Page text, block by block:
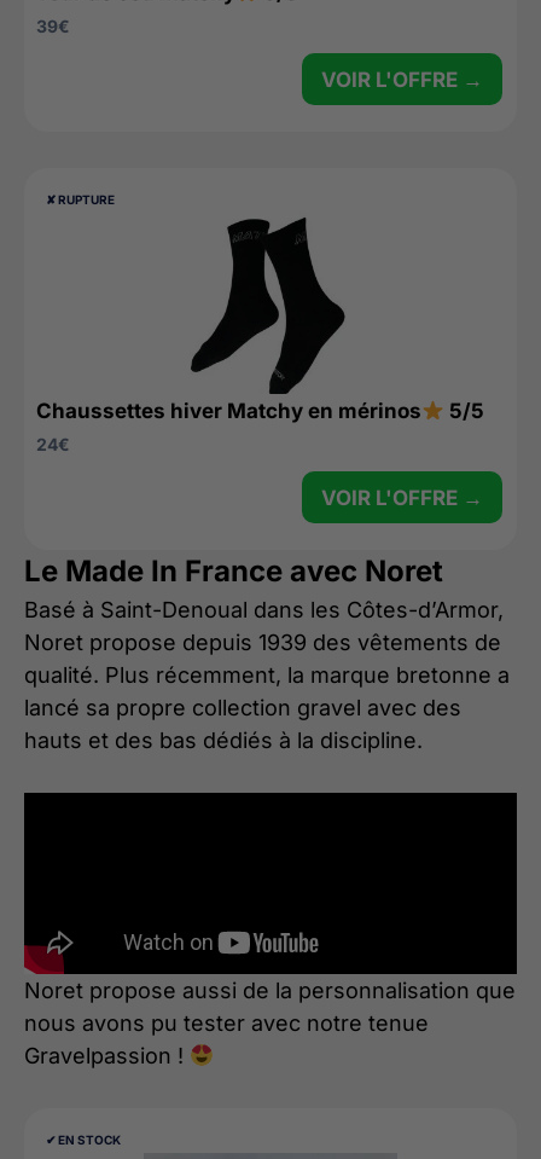
39€
VOIR L'OFFRE →
✘ RUPTURE
Chaussettes hiver Matchy en mérinos 5/5
24€
VOIR L'OFFRE →
Le Made In France avec Noret
Basé à Saint-Denoual dans les Côtes-d’Armor,
Noret propose depuis 1939 des vêtements de
qualité. Plus récemment, la marque bretonne a
lancé sa propre collection gravel avec des
hauts et des bas dédiés à la discipline.
Noret propose aussi de la personnalisation que
nous avons pu tester avec notre tenue
Gravelpassion !
✔︎ EN STOCK